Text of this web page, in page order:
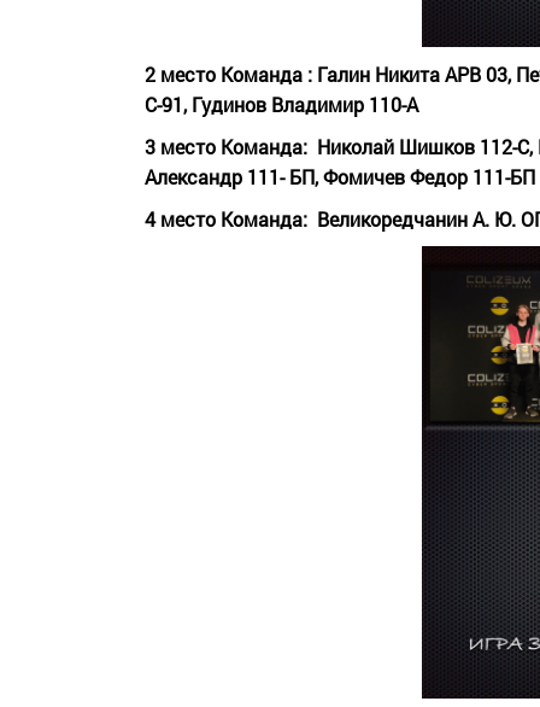
2 место Команда : Галин Никита АРВ 03,
С-91,Гудинов Владимир 110-А
3 место Команда: Николай Шишков 112-С,
Александр 111- БП,Фомичев Федор 111-БП
4 место Команда: Великоредчанин А. Ю.